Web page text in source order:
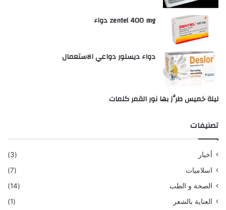
zentel 400 mg دواء
دواء ديسلور دواعي الاستعمال
ليلة خميس طرَّز بها نور القمر كلمات
تصنيفات
أخبار
(3)
اسلاميات
(7)
الصحة و الطب
(14)
العناية بالشعر
(1)